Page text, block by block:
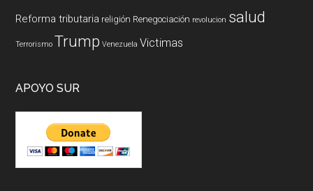
Reforma tributaria religión Renegociación revolucion salud
Terrorismo Trump Venezuela Victimas
APOYO SUR